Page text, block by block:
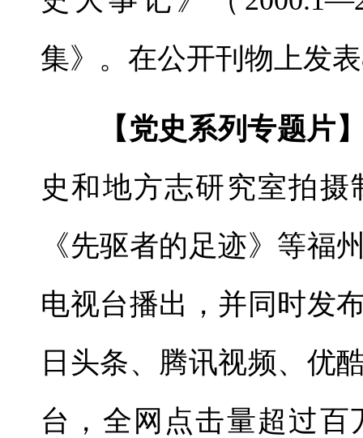
集》。在公开刊物上发
【党史系列专题
史和地方志研究室拍
《先驱者的足迹》等福
电视台播出，并同时发
日头条、腾讯视频、优
台，全网点击量超过